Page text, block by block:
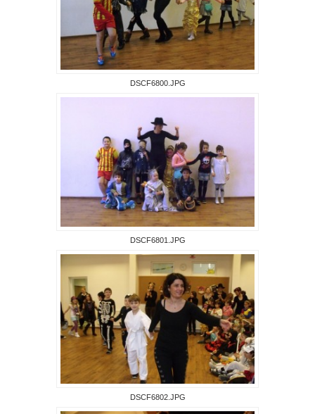
DSCF6800.JPG
DSCF6801.JPG
DSCF6802.JPG